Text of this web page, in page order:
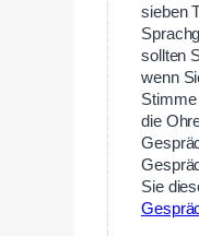
sieben
sollten
wenn
die
Sie